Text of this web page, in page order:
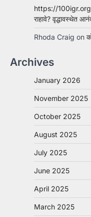
https://
राहावे? वृद्धावस्थेत
Rhoda Craig on
Archives
January 2026
November 2025
October 2025
August 2025
July 2025
June 2025
April 2025
March 2025